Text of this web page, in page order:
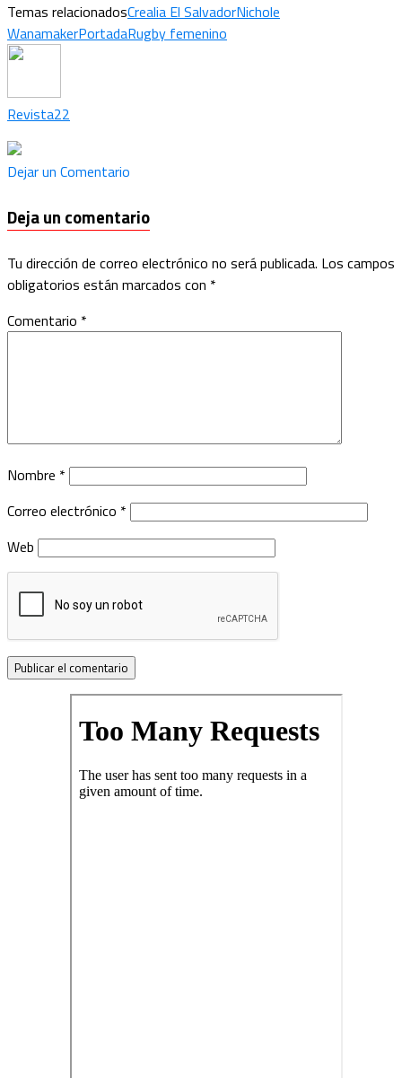
Temas relacionadosCrealia El SalvadorNichole
WanamakerPortadaRugby femenino
Revista22
Dejar un Comentario
Deja un comentario
Tu dirección de correo electrónico no será publicada. Los campos
obligatorios están marcados con *
Comentario *
Nombre *
Correo electrónico *
Web